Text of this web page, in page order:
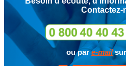
Contactez-
ou pare-mail